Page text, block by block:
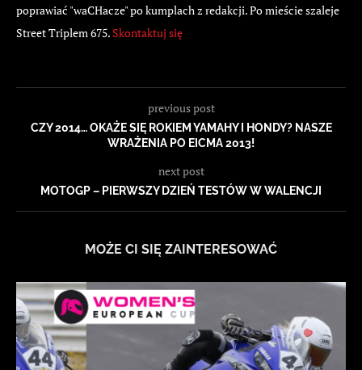
poprawiać "waCHacze" po kumplach z redakcji. Po mieście szaleje
Street Triplem 675. Skontaktuj się
previous post
CZY 2014… OKAŻE SIĘ ROKIEM YAMAHY I HONDY? NASZE
WRAŻENIA PO EICMA 2013!
next post
MOTOGP – PIERWSZY DZIEŃ TESTÓW W WALENCJI
MOŻE CI SIĘ ZAINTERESOWAĆ